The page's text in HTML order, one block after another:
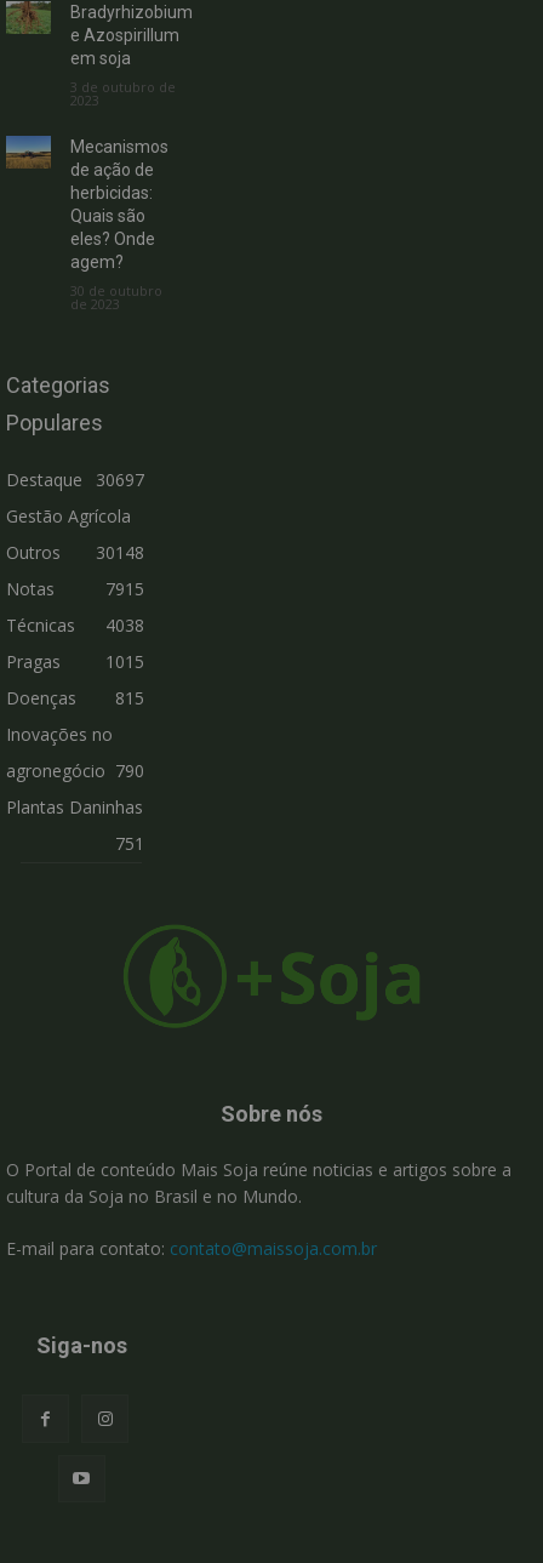
Bradyrhizobium
e Azospirillum
em soja
3 de outubro de
2023
Mecanismos
de ação de
herbicidas:
Quais são
eles? Onde
agem?
30 de outubro
de 2023
Categorias
Populares
Destaque
30697
Gestão Agrícola
30148
Outros
7915
Notas
Técnicas
4038
Pragas
1015
Doenças
815
Inovações no
agronegócio 790
Plantas Daninhas
751
Sobre nós
O Portal de conteúdo Mais Soja reúne noticias e artigos sobre a
cultura da Soja no Brasil e no Mundo.
E-mail para contato: contato@maissoja.com.br
Siga-nos